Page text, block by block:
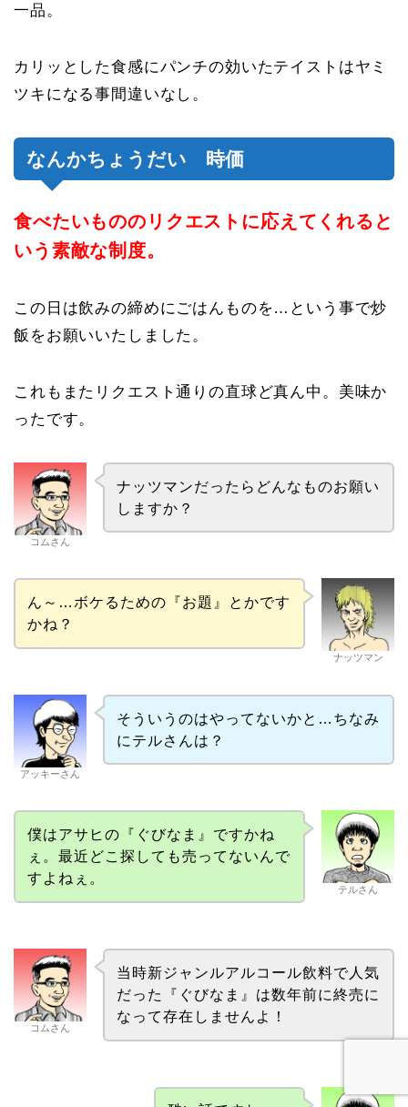
一品。
カリッとした食感にパンチの効いたテイストはヤミ
ツキになる事間違いなし。
なんかちょうだい 時価
食べたいもののリクエストに応えてくれると
いう素敵な制度。
この日は飲みの締めにごはんものを…という事で炒
飯をお願いいたしました。
これもまたリクエスト通りの直球ど真ん中。美味か
ったです。
コムさん
ナッツマンだったらどんなものお願い
しますか？
ナッツマン
ん～…ボケるための『お題』とかです
かね？
アッキーさん
そういうのはやってないかと…ちなみ
にテルさんは？
テルさん
僕はアサヒの『ぐびなま』ですかね
ぇ。最近どこ探しても売ってないんで
すよねぇ。
コムさん
当時新ジャンルアルコール飲料で人気
だった『ぐびなま』は数年前に終売に
なって存在しませんよ！